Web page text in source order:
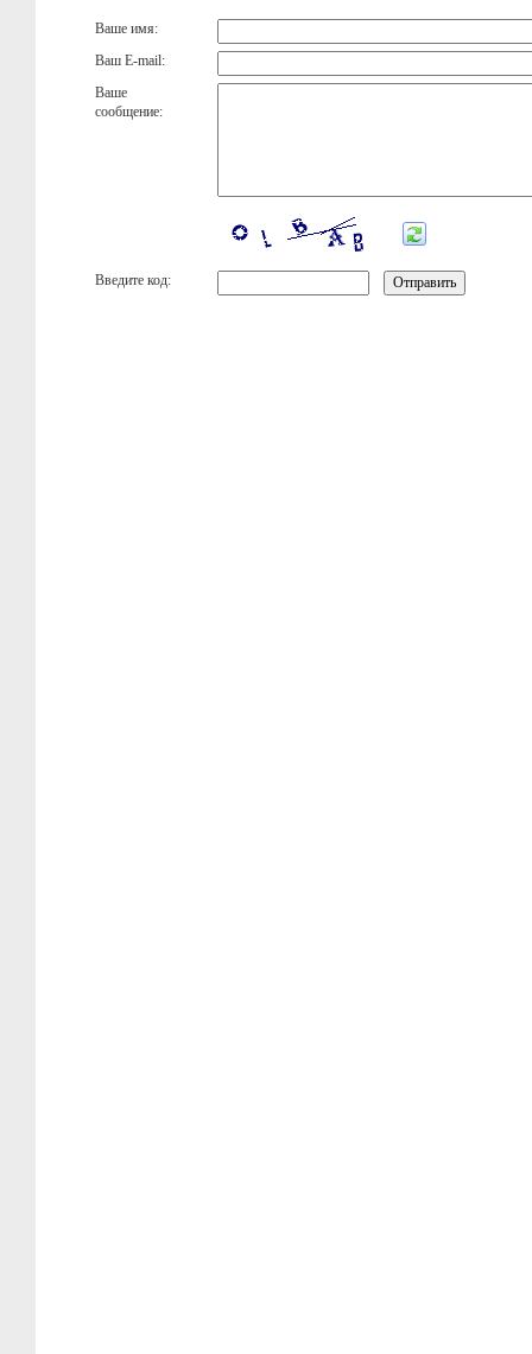
Ваше имя:
Ваш E-mail:
Ваше
сообщение:
Введите код: